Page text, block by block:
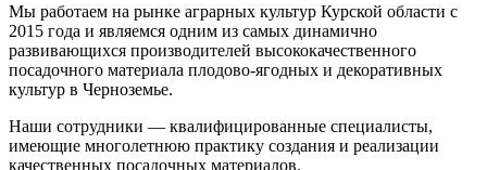
Мы работаем на рынке аграрных культур Курской области с
2015 года и являемся одним из самых динамично
развивающихся производителей высококачественного
посадочного материала плодово-ягодных и декоративных
культур в Черноземье.
Наши сотрудники — квалифицированные специалисты,
имеющие многолетнюю практику создания и реализации
качественных посадочных материалов.